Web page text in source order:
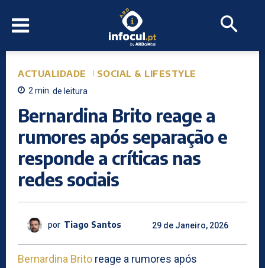
ACTUALIDADE SOCIAL & LIFESTYLE
2min. de leitura
Bernardina Brito reage a
rumores após separação e
responde a críticas nas
redes sociais
por Tiago Santos 29 de Janeiro, 2026
Bernardina Brito reage a rumores após